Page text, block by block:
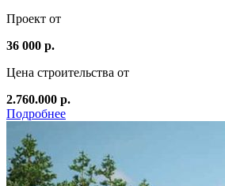
Проект от
36 000 р.
Цена строительства от
2.760.000 р.
Подробнее